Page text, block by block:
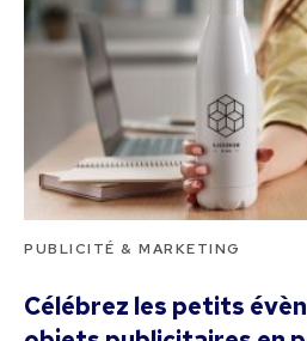
PUBLICITÉ & MARKETING
Célébrez les petits